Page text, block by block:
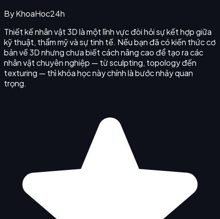
ByKhoaHoc24h
Thiết kế nhân vật 3D là một lĩnh vực đòi hỏi sự kết hợp giữa
kỹ thuật, thẩm mỹ và sự tinh tế. Nếu bạn đã có kiến thức cơ
bản về 3D nhưng chưa biết cách nâng cao để tạo ra các
nhân vật chuyên nghiệp — từ sculpting, topology đến
texturing — thì khóa học này chính là bước nhảy quan
trọng.